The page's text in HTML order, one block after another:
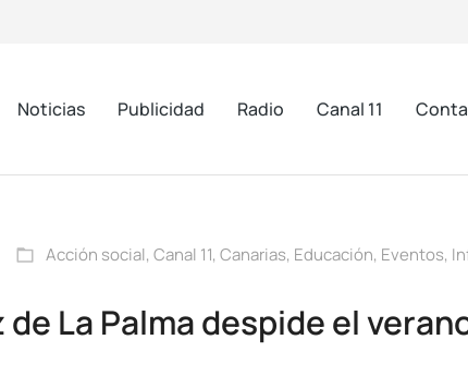
Noticias Publicidad Radio Canal 11
Acción social, Canal 11, Canarias, Educación, Eventos,
de La Palma despide el